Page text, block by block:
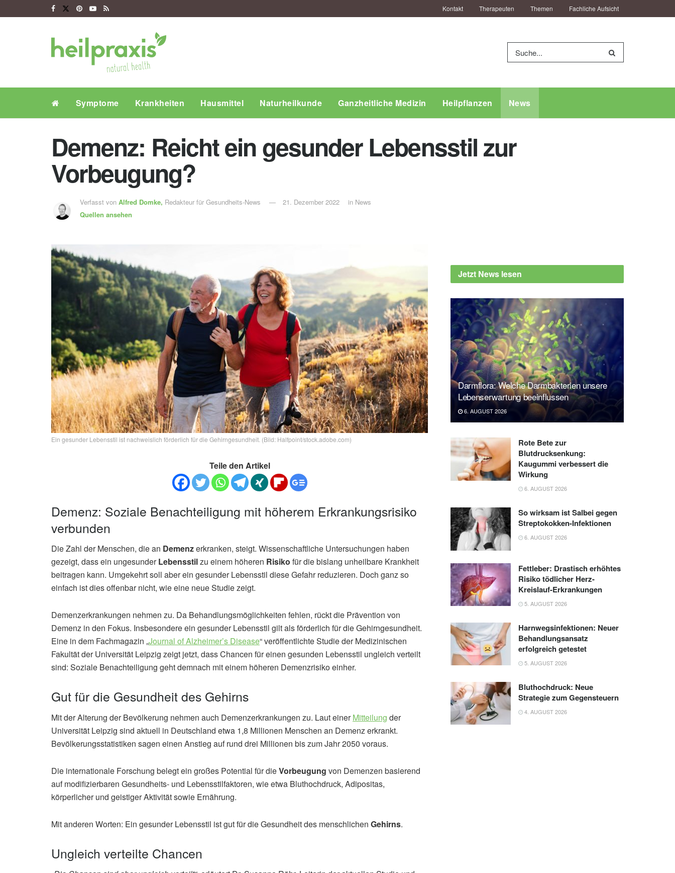
Kontakt Therapeuten Themen Fachliche Aufsicht
Symptome Krankheiten Hausmittel Naturheilkunde Ganzheitliche Medizin Heilpflanzen News
Demenz: Reicht ein gesunder Lebensstil zur
Vorbeugung?
Verfasst von Alfred Domke, Redakteur für Gesundheits-News
Quellen ansehen
21. Dezember 2022 in News
Ein gesunder Lebensstil ist nachweislich förderlich für die Gehirngesundheit. (Bild: Halfpoint/stock.adobe.com)
Teile den Artikel
Demenz: Soziale Benachteiligung mit höherem Erkrankungsrisiko
verbunden
Die Zahl der Menschen, die an Demenzerkranken, steigt. Wissenschaftliche Untersuchungen haben
gezeigt, dass ein ungesunderLebensstilzu einem höheren Risiko für die bislang unheilbare Krankheit
beitragen kann. Umgekehrt soll aber ein gesunder Lebensstil diese Gefahr reduzieren. Doch ganz so
einfach ist dies offenbar nicht, wie eine neue Studie zeigt.
Demenzerkrankungen nehmen zu. Da Behandlungsmöglichkeiten fehlen, rückt die Prävention von
Demenz in den Fokus. Insbesondere ein gesunder Lebensstil gilt als förderlich für die Gehirngesundheit.
Eine in dem Fachmagazin „Journal of Alzheimer’s Disease“ veröffentlichte Studie der Medizinischen
Fakultät der Universität Leipzig zeigt jetzt, dass Chancen für einen gesunden Lebensstil ungleich verteilt
sind: Soziale Benachteiligung geht demnach mit einem höheren Demenzrisiko einher.
Gut für die Gesundheit des Gehirns
Mit der Alterung der Bevölkerung nehmen auch Demenzerkrankungen zu. Laut einerMitteilung der
Universität Leipzig sind aktuell in Deutschland etwa 1,8 Millionen Menschen an Demenz erkrankt.
Bevölkerungsstatistiken sagen einen Anstieg auf rund drei Millionen bis zum Jahr 2050 voraus.
Die internationale Forschung belegt ein großes Potential für dieVorbeugung von Demenzen basierend
auf modifizierbaren Gesundheits- und Lebensstilfaktoren, wie etwa Bluthochdruck, Adipositas,
körperlicher und geistiger Aktivität sowie Ernährung.
Mit anderen Worten: Ein gesunder Lebensstil ist gut für die Gesundheit des menschlichen Gehirns.
Ungleich verteilte Chancen
Jetzt News lesen
Darmflora: Welche Darmbakterien unsere
Lebenserwartung beeinflussen
6. AUGUST 2026
Rote Bete zur
Blutdrucksenkung:
Kaugummi verbessert die
Wirkung
6. AUGUST 2026
So wirksam ist Salbei gegen
Streptokokken-Infektionen
6. AUGUST 2026
Fettleber: Drastisch erhöhtes
Risiko tödlicher Herz-
Kreislauf-Erkrankungen
5. AUGUST 2026
Harnwegsinfektionen: Neuer
Behandlungsansatz
erfolgreich getestet
5. AUGUST 2026
Bluthochdruck: Neue
Strategie zum Gegensteuern
4. AUGUST 2026